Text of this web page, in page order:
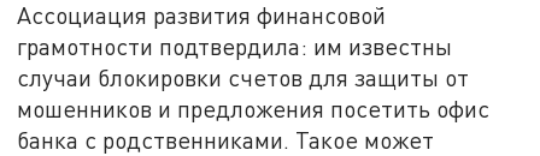
Ассоциация развития финансовой
грамотности подтвердила: им известны
случаи блокировки счетов для защиты от
мошенников и предложения посетить офис
банка с родственниками. Такое может